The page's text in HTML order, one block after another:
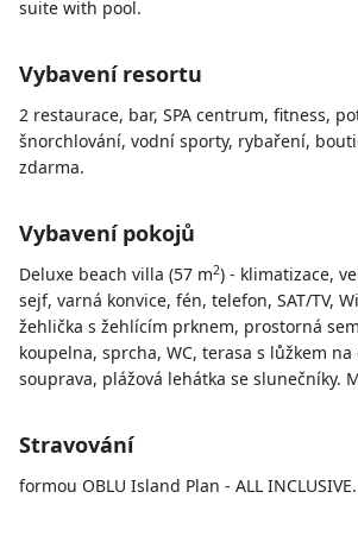
suite with pool.
Vybavení resortu
2 restaurace, bar, SPA centrum, fitness,
šnorchlování, vodní sporty, rybaření,
zdarma.
Vybavení pokojů
Deluxe beach villa (57 m2) - klimatizace,
sejf, varná konvice, fén, telefon, SAT/TV,
žehlička s žehlícím prknem, prostorná
koupelna, sprcha, WC, terasa s lůžkem
souprava, plážová lehátka se slunečníky.
Stravování
formou OBLU Island Plan - ALL INCLUSIVE.